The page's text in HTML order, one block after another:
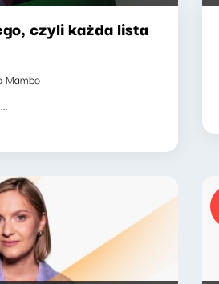
czyli każda lista
Mambo